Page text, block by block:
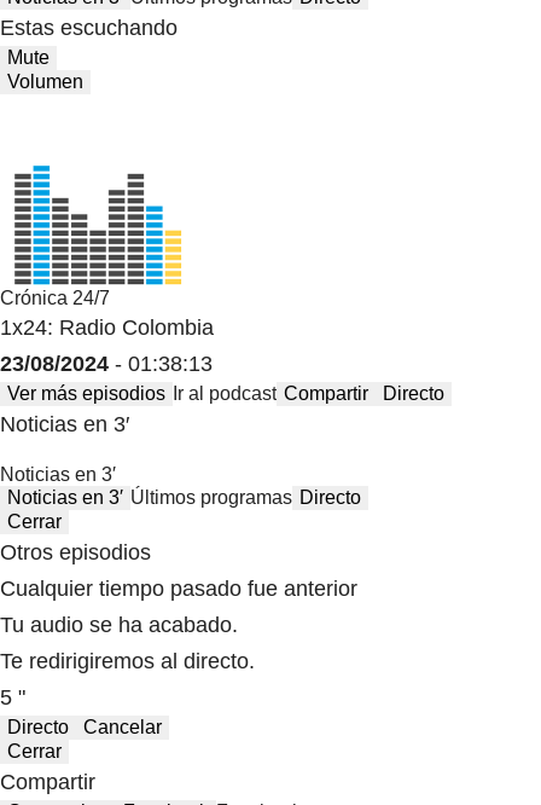
Estas escuchando
Mute
Volumen
Crónica 24/7
1x24: Radio Colombia
23/08/2024 - 01:38:13
Ver más episodios Ir al podcast Compartir Directo
Noticias en 3′
Noticias en 3′
Noticias en 3′ Últimos programas Directo
Cerrar
Otros episodios
Cualquier tiempo pasado fue anterior
Tu audio se ha acabado.
Te redirigiremos al directo.
5 "
Directo
Cancelar
Cerrar
Compartir